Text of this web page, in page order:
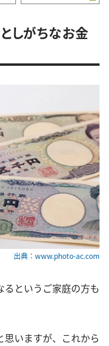
しがちなお金
出典：www.photo-ac.com
というご家庭の方も
いますが、これから